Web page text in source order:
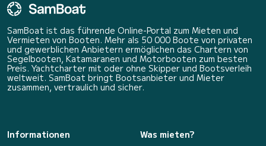
SamBoat ist das führende Online-Portal zum Mieten und
Vermieten von Booten. Mehr als 50 000 Boote von privaten
und gewerblichen Anbietern ermöglichen das Chartern von
Segelbooten, Katamaranen und Motorbooten zum besten
Preis. Yachtcharter mit oder ohne Skipper und Bootsverleih
weltweit. SamBoat bringt Bootsanbieter und Mieter
zusammen, vertraulich und sicher.
Informationen
Was mieten?